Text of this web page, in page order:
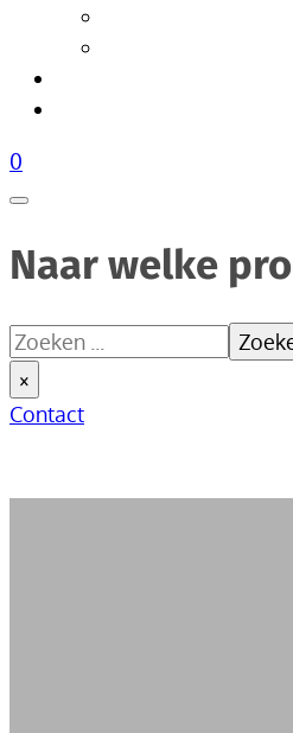
0
Naar welke
Zoeken
×
Contact